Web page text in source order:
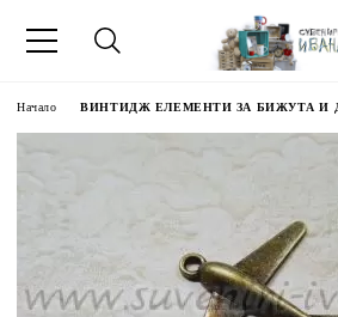
ЗА
Начало ВИНТИДЖ ЕЛЕМЕНТИ ЗА БИЖУТА И